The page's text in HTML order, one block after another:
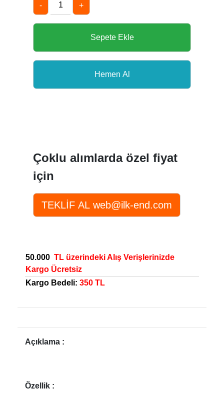
- +
Çoklu alımlarda özel fiyat
için
50.000 TL üzerindeki Alış Verişlerinizde
Kargo Ücretsiz
Kargo Bedeli: 350 TL
Açıklama :
Özellik :